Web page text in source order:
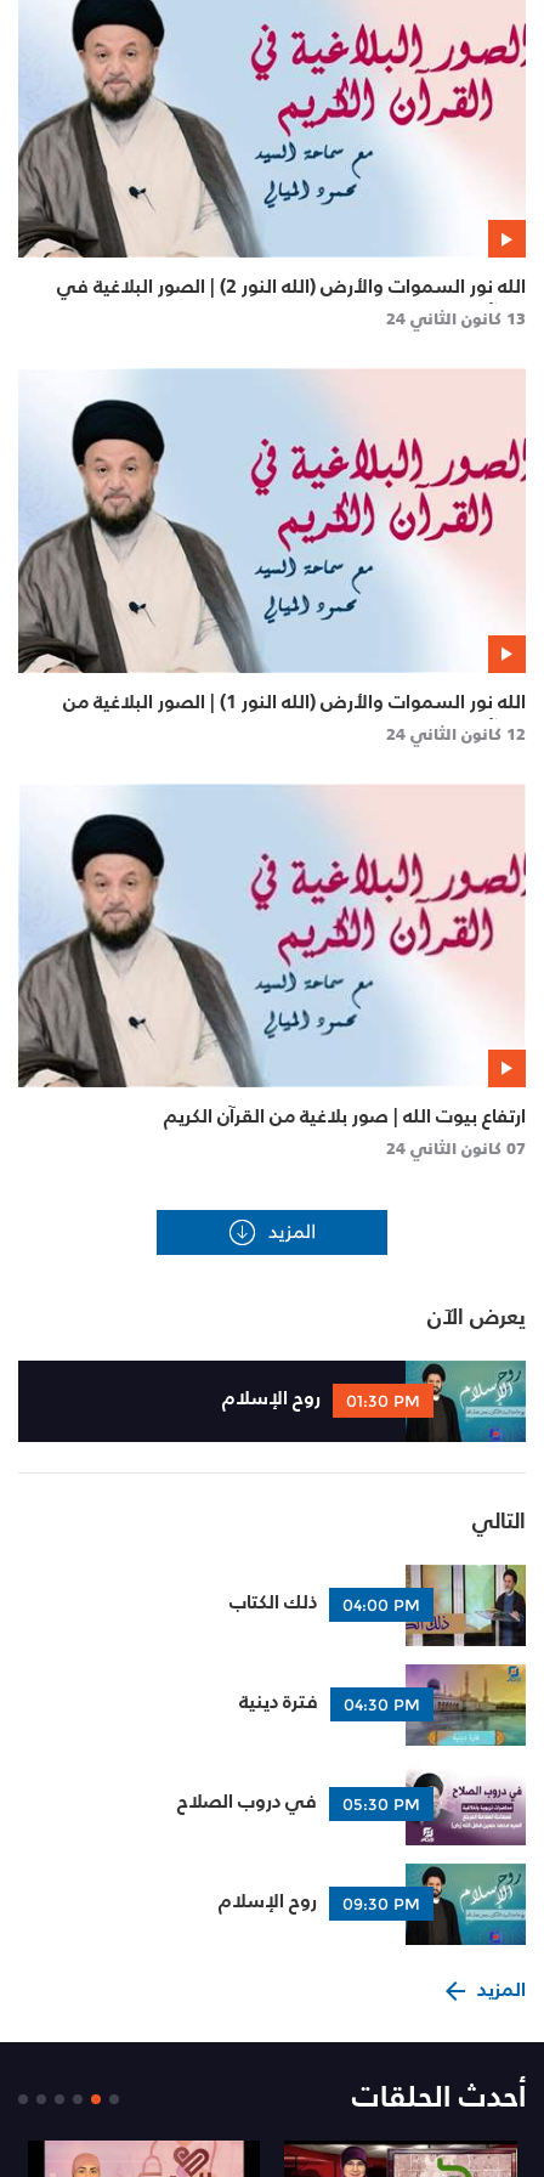
الله نور السموات والأرض (الله النور 2) | الصور البلاغية في
القرآن الكريم
13 كانون الثاني 24
الله نور السموات والأرض (الله النور 1) | الصور البلاغية من
القرآن الكريم
12 كانون الثاني 24
ارتفاع بيوت الله | صور بلاغية من القرآن الكريم
07 كانون الثاني 24
يعرض الآن
01:30 PM روح الإسلام
التالي
04:00 PM ذلك الكتاب
04:30 PM فترة دينية
05:30 PM في دروب الصلاح
09:30 PM روح الإسلام
المزيد
أحدث الحلقات